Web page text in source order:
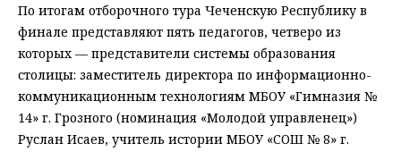
По итогам отборочного тура Чеченскую Республику в
финале представляют пять педагогов, четверо из
которых — представители системы образования
столицы: заместитель директора по информационно-
коммуникационным технологиям МБОУ «Гимназия №
14» г. Грозного (номинация «Молодой управленец»)
Руслан Исаев, учитель истории МБОУ «СОШ № 8» г.